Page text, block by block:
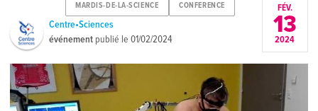
MARDIS-DE-LA-SCIENCE CONFERENCE
Centre•Sciences
événement publié le01/02/2024
FÉV.
13
2024